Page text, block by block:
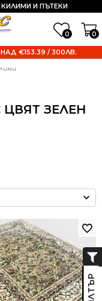
0 0
И ПЪТЕКИ
€153.39 / 300ЛВ.
ЗЕЛЕН